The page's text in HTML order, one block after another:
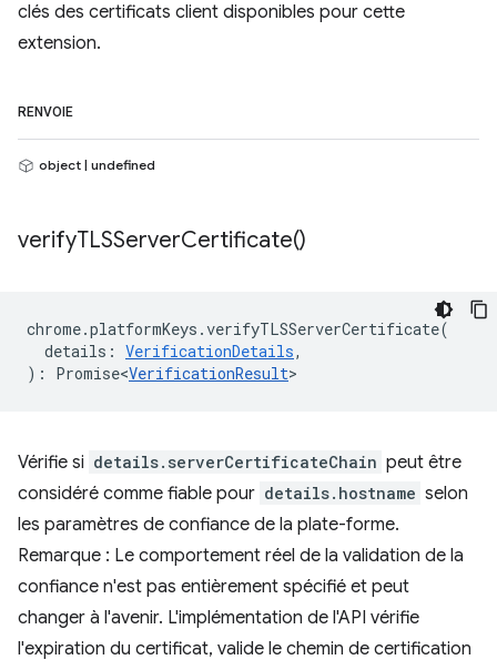
clés des certificats client disponibles pour cette
extension.
RENVOIE
object | undefined
verifyTLSServerCertificate()
chrome.platformKeys .verifyTLSServerCertificate(
details : VerificationDetails,
) : Promise<VerificationResult>
Vérifie si details.serverCertificateChain peut être
considéré comme fiable pour details.hostname selon
les paramètres de confiance de la plate-forme.
Remarque : Le comportement réel de la validation de la
confiance n'est pas entièrement spécifié et peut
changer à l'avenir. L'implémentation de l'API vérifie
l'expiration du certificat, valide le chemin de certification